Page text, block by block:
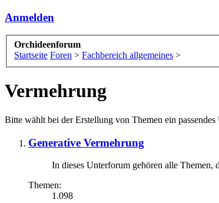
Anmelden
Orchideenforum
Startseite Foren > Fachbereich allgemeines >
Vermehrung
Bitte wählt bei der Erstellung von Themen ein
Generative Vermehrung
In dieses Unterforum gehören alle Themen,
Themen:
1.098